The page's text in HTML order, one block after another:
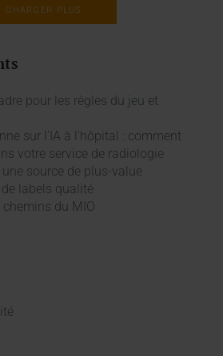
CHARGER PLUS
pour les règles du jeu et
sur l'IA à l'hôpital : comment
votre service de radiologie
une source de plus-value
labels qualité
chemins du MIO